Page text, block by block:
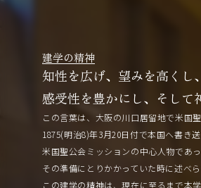
建学の精神
知性を広げ、望みを高くし、
感受性を豊かにし、そして
この言葉は、大阪の川口居留地で米国
1875(明治8)年3月20日付で本国へ書き
米国聖公会ミッションの中心人物であ
その準備にとりかかっていた時に述べら
この建学の精神は、現在に至るまで本